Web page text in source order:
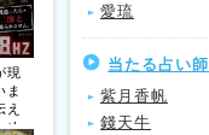
現
ま
え
め
愛琉
当たる占い師
紫月香帆
錢天牛